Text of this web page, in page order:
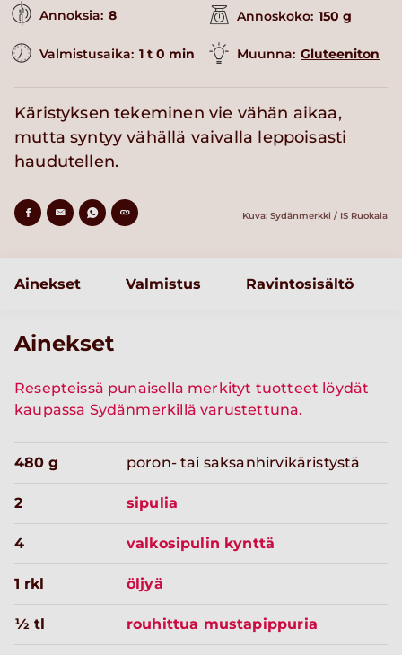
Annoksia: 8 Annoskoko: 150 g
Valmistusaika: 1 t 0 min Muunna: Gluteeniton
Käristyksen tekeminen vie vähän aikaa,
mutta syntyy vähällä vaivalla leppoisasti
haudutellen.
Kuva: Sydänmerkki / IS Ruokala
Ainekset Valmistus Ravintosisältö
Ainekset
Resepteissä punaisella merkityt tuotteet löydät
kaupassa Sydänmerkillä varustettuna.
480 g poron- tai saksanhirvikäristystä
2 sipulia
4 valkosipulin kynttä
1 rkl öljyä
½ tl rouhittua mustapippuria